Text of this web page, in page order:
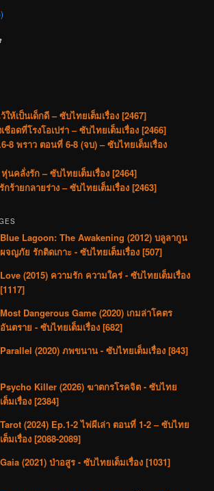
ให้เป็นเด็กดี – ซับไทยเต็มเรื่อง [2467]
ชือดที่โรงโอเปร่า – ซับไทยเต็มเรื่อง [2466]
8 พราว ตอนที่ 6-8 (จบ) – ซับไทยเต็มเรื่อง
นคลั่งรัก – ซับไทยเต็มเรื่อง [2464]
ร้ายกลายร่าง – ซับไทยเต็มเรื่อง [2463]
Blue Lagoon: The Awakening (2012) บลูลากูน
ผจญภัย รักติดเกาะ - ซับไทยเต็มเรื่อง [507]
Love (2015) ความรัก ความใคร่ - ซับไทยเต็มเรื่อง
[1117]
Most Dangerous Game (2020) เกมล่าโคตร
อันตราย - ซับไทยเต็มเรื่อง [682]
Parallel (2020) ภพขนาน - ซับไทยเต็มเรื่อง [843]
Psycho Killer (2026) ฆาตกรโรคจิต - ซับไทย
เต็มเรื่อง [2384]
Tarot (2024) Ep.1-2 ไพ่ผีเล่า ตอนที่ 1-2 – ซับไทย
เต็มเรื่อง [2088-2089]
Gaia (2021) ป่าอสูร - ซับไทยเต็มเรื่อง [1031]